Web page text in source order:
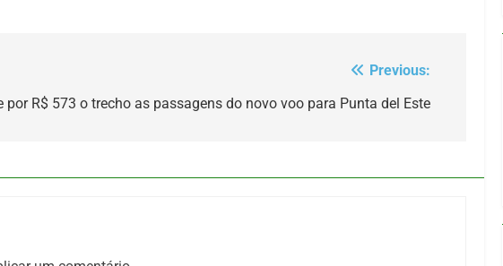
Previous:
por R$ 573 o trecho as passagens do novo voo para Punta del Este